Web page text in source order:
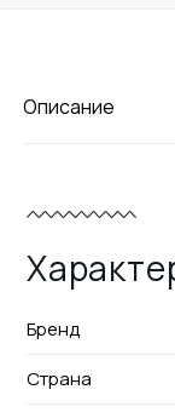
Описание
Бренд
Страна